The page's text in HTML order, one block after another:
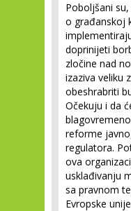
Poboljšani su,
o građanskoj
doprinijeti
zločine nad
izaziva veliku
obeshrabriti
Očekuju i da
reforme
regulatora.
ova
usklađivanju
sa pravnom
Evropske